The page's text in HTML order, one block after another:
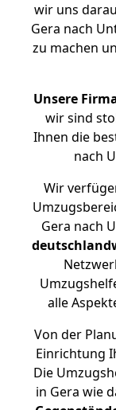
wir uns
Gera nach
zu machen
Unsere
wir sind
Ihnen die
nach
Wir
Gera nach
alle
Von der
Einrichtung
Die
in Gera wie